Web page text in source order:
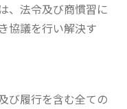
、法令及び商慣習に
協議を行い解決す
び履行を含む全ての